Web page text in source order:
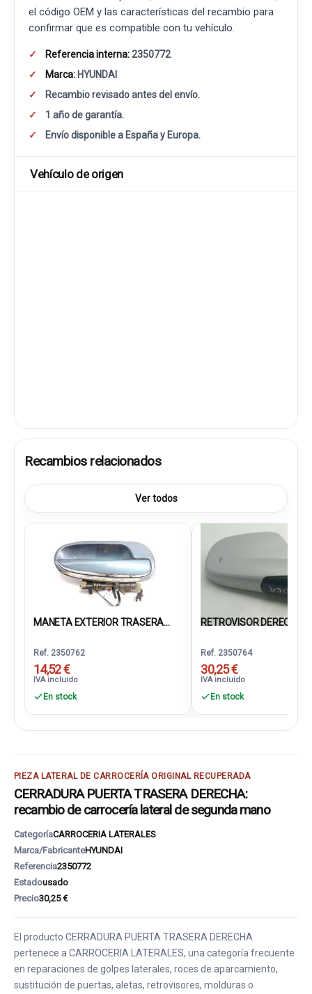
el código OEM y las características del recambio para
confirmar que es compatible con tu vehículo.
Referencia interna:2350772
Marca: HYUNDAI
Recambio revisado antes del envío.
1 año de garantía.
Envío disponible a España y Europa.
Vehículo de origen
Recambios relacionados
Ver todos
MANETA EXTERIOR TRASERA...
Ref. 2350762
14,52 €
IVA incluido
En stock
RETROVISOR DERECHO
Ref. 2350764
30,25 €
IVA incluido
En stock
PIEZA LATERAL DE CARROCERÍA ORIGINAL RECUPERADA
CERRADURA PUERTA TRASERA DERECHA:
recambio de carrocería lateral de segunda mano
CategoríaCARROCERIA LATERALES
Marca/FabricanteHYUNDAI
Referencia2350772
Estadousado
Precio30,25 €
El producto CERRADURA PUERTA TRASERA DERECHA
pertenece a CARROCERIA LATERALES, una categoría frecuente
en reparaciones de golpes laterales, roces de aparcamiento,
sustitución de puertas, aletas, retrovisores, molduras o